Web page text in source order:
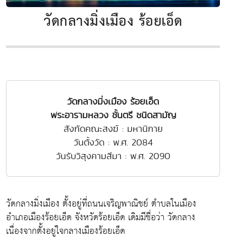
วัดกลางมิ่งเมือง ร้อยเอ็ด
วัดกลางมิ่งเมือง ร้อยเอ็ด
พระอารามหลวง ชั้นตรี ชนิดสามัญ
สังกัดคณะสงฆ์ : มหานิกาย
วันตั้งวัด : พ.ศ. 2084
วันรับวิสุงคามสีมา : พ.ศ. 2090
วัดกลางมิ่งเมือง ตั้งอยู่ที่ถนนเจริญพาณิชย์ ตำบลในเมือง
อำเภอเมืองร้อยเอ็ด จังหวัดร้อยเอ็ด เดิมมีชื่อว่า วัดกลาง
เนื่องจากตั้งอยู่ใจกลางเมืองร้อยเอ็ด